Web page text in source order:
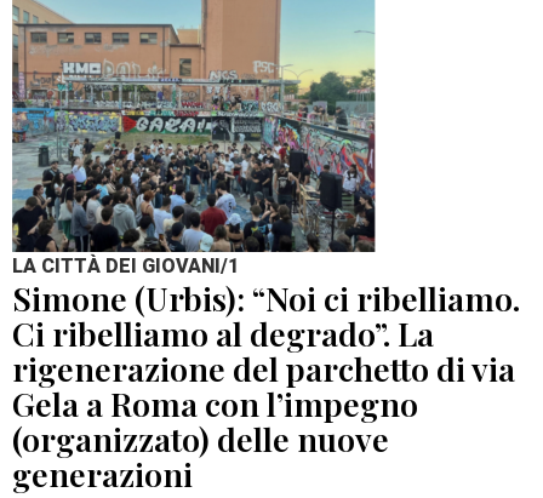
LA CITTÀ DEI GIOVANI/1
Simone (Urbis): “Noi ci ribelliamo.
Ci ribelliamo al degrado”. La
rigenerazione del parchetto di via
Gela a Roma con l’impegno
(organizzato) delle nuove
generazioni